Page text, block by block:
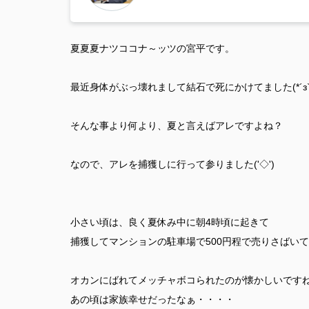
夏夏夏ナツココナ～ッツの宮平です。
最近身体がぶっ壊れまして結石で死にかけてました
そんな事より何より、夏と言えばアレですよね？
なので、アレを捕獲しに行って参りました('◇')ゞ
小さい頃は、良く夏休み中に朝4時頃に起きて
捕獲してマンションの駐車場で500円程で売りさばいて
オカンにばれてメッチャボコられたのが懐かしいですね
あの頃は家族幸せだったなぁ・・・・